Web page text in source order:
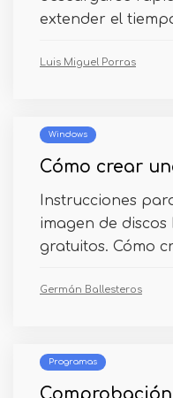
extender el
Luis Miguel Porras
Windows
Cómo crear
Instrucciones
imagen de discos
gratuitos. Cómo
Germán Ballesteros
Programas